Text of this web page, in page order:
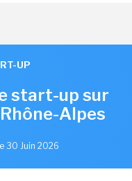
UP
start-up sur
Alpes
30 Juin 2026